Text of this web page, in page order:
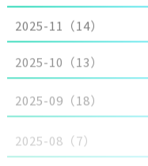
2025-11（14）
2025-09（18）
2025-08（7）
2025-07（26）